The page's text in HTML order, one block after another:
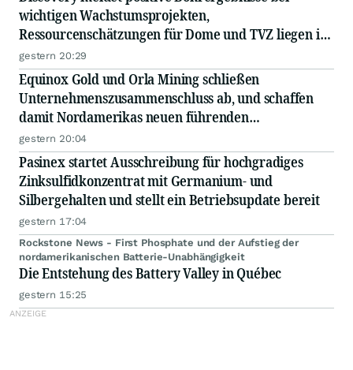
wichtigen Wachstumsprojekten,
Ressourcenschätzungen für Dome und TVZ liegen im
Zeitplan für Ende 2026
gestern 20:29
Equinox Gold und Orla Mining schließen
Unternehmenszusammenschluss ab, und schaffen
damit Nordamerikas neuen führenden
Goldproduzenten
gestern 20:04
Pasinex startet Ausschreibung für hochgradiges
Zinksulfidkonzentrat mit Germanium- und
Silbergehalten und stellt ein Betriebsupdate bereit
gestern 17:04
Rockstone News - First Phosphate und der Aufstieg der
nordamerikanischen Batterie-Unabhängigkeit
Die Entstehung des Battery Valley in Québec
gestern 15:25